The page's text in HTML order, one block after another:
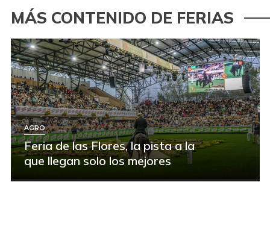
MÁS CONTENIDO DE FERIAS
AGRO
Feria de las Flores, la pista a la
que llegan solo los mejores